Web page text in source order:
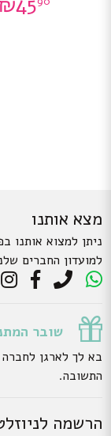
מצא אותנו
ניתן למצוא אותנו
למועדון החברים
שובר
בא לך לארגן
התשובה.
הרשמה